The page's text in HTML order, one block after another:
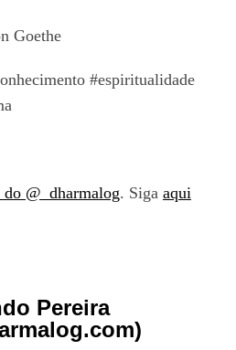
Goethe
#espiritualidade
@_dharmalog. Siga aqui
Pereira